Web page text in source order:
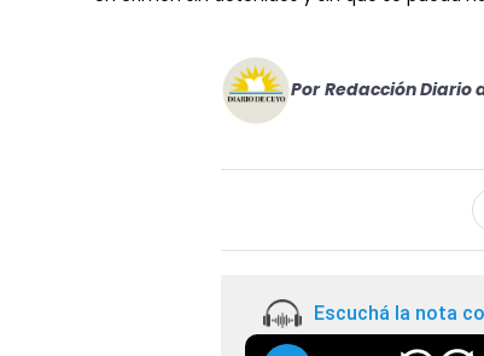
Por Redacción Diario
Escuchá la nota